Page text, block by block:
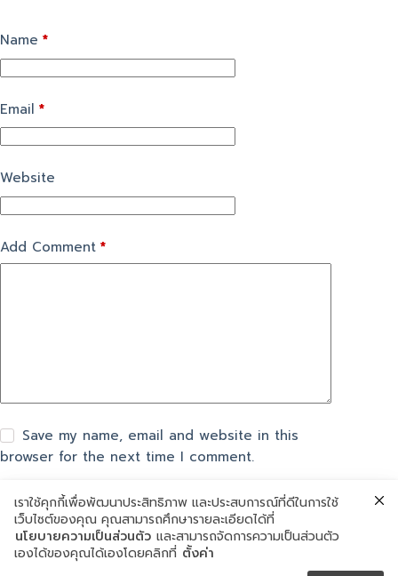
Name *
Email *
Website
Add Comment *
Save my name, email and website in this
browser for the next time I comment.
แสดงความเห็น
เราใช้คุกกี้เพื่อพัฒนาประสิทธิภาพ และประสบการณ์ที่ดีในการใช้
เว็บไซต์ของคุณ คุณสามารถศึกษารายละเอียดได้ที่
นโยบายความเป็นส่วนตัว และสามารถจัดการความเป็นส่วนตัว
เองได้ของคุณได้เองโดยคลิกที่ ตั้งค่า